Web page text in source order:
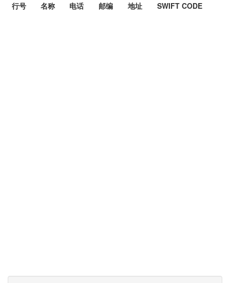
行号 名称 电话 邮编 地址 SWIFT CODE